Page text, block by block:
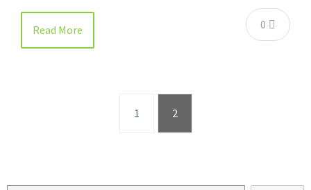
0
Read More
1 2